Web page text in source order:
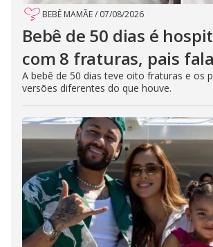
BEBÊ MAMÃE/ 07/08/2026
Bebê de 50 dias é
com 8 fraturas, pais
A bebê de 50 dias teve oito fraturas e os
versões diferentes do que houve.